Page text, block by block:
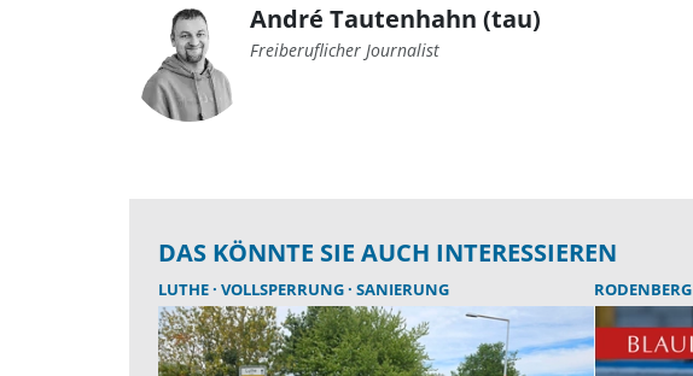
André Tautenhahn (tau)
Freiberuflicher Journalist
DAS KÖNNTE SIE AUCH INTERESSIEREN
LUTHE VOLLSPERRUNG SANIERUNG RODENBERG